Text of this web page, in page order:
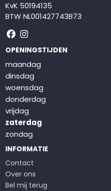
KvK 50194135
BTW NL001427743B73
Volg ons op Facebook
Volg ons op Instagram
OPENINGSTIJDEN
maandag
dinsdag
woensdag
donderdag
vrijdag
zaterdag
zondag
INFORMATIE
Contact
Over ons
Bel mij terug